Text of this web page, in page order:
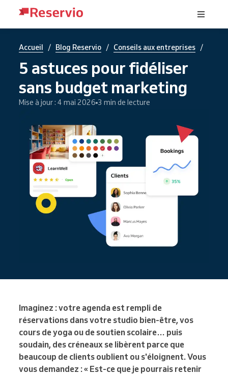
Accueil / Blog Reservio / Conseils aux entreprises /
5 astuces pour fidéliser
sans budget marketing
Mise à jour : 4 mai 2026 3 min de lecture
Imaginez : votre agenda est rempli de
réservations dans votre studio bien-être, vos
cours de yoga ou de soutien scolaire… puis
soudain, des créneaux se libèrent parce que
beaucoup de clients oublient ou s'éloignent. Vous
vous demandez : « Est-ce que je pourrais retenir